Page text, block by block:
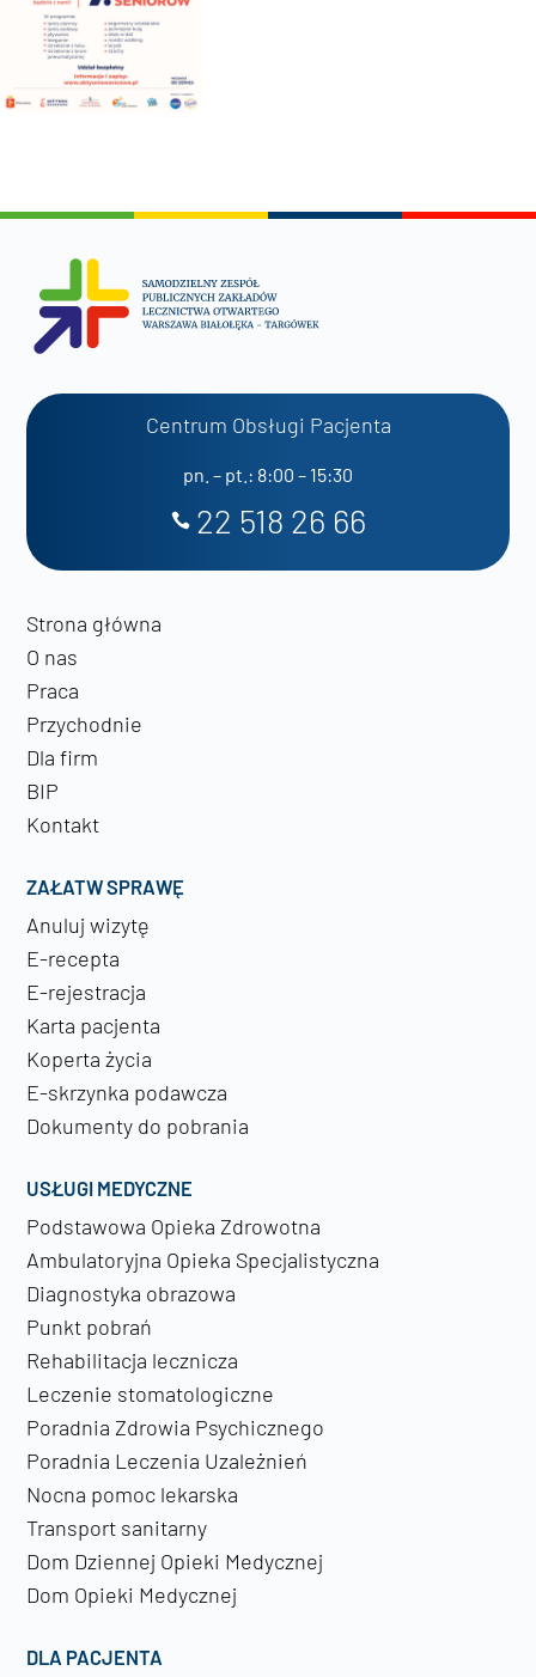
Centrum Obsługi Pacjenta
pn. – pt.: 8:00 – 15:30
22 518 26 66
Strona główna
O nas
Praca
Przychodnie
Dla firm
BIP
Kontakt
ZAŁATW SPRAWĘ
Anuluj wizytę
E-recepta
E-rejestracja
Karta pacjenta
Koperta życia
E-skrzynka podawcza
Dokumenty do pobrania
USŁUGI MEDYCZNE
Podstawowa Opieka Zdrowotna
Ambulatoryjna Opieka Specjalistyczna
Diagnostyka obrazowa
Punkt pobrań
Rehabilitacja lecznicza
Leczenie stomatologiczne
Poradnia Zdrowia Psychicznego
Poradnia Leczenia Uzależnień
Nocna pomoc lekarska
Transport sanitarny
Dom Dziennej Opieki Medycznej
Dom Opieki Medycznej
DLA PACJENTA